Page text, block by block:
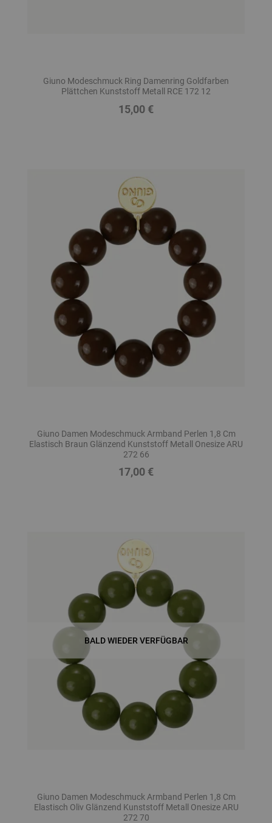
Giuno Modeschmuck Ring Damenring Goldfarben
Plättchen Kunststoff Metall RCE 172 12
Preis
15,00 €
Giuno Damen Modeschmuck Armband Perlen 1,8 Cm
Elastisch Braun Glänzend Kunststoff Metall Onesize ARU
272 66
Preis
17,00 €
BALD WIEDER VERFÜGBAR
Giuno Damen Modeschmuck Armband Perlen 1,8 Cm
Elastisch Oliv Glänzend Kunststoff Metall Onesize ARU
272 70